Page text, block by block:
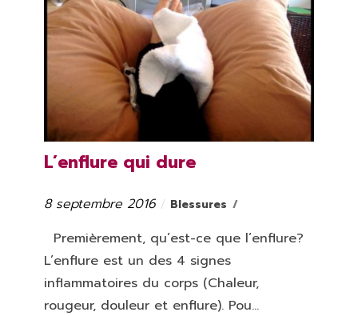
L’enflure qui dure
Publié
8 septembre 2016 Catégories
Blessures
Premièrement, qu’est-ce que l’enflure?
L’enflure est un des 4 signes
inflammatoires du corps (Chaleur,
rougeur, douleur et enflure). Pou...